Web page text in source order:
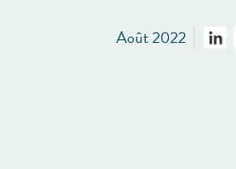
Août 2022